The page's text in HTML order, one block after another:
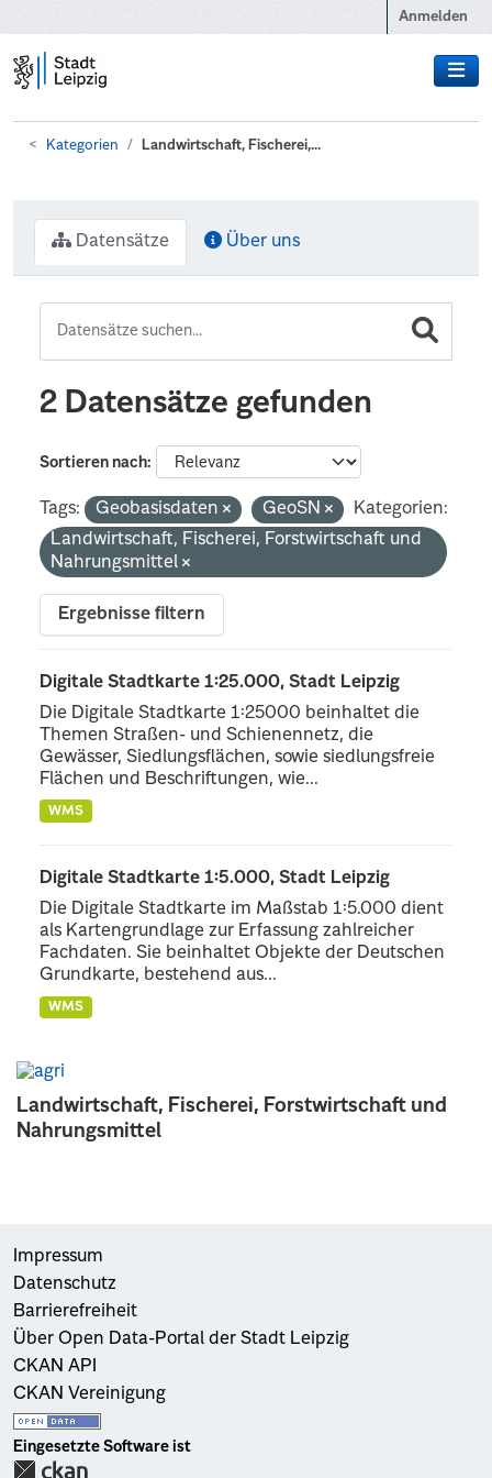
Anmelden
Kategorien Landwirtschaft, Fischerei,...
Landwirtschaft, Fischerei, Forstwirtschaft und
Nahrungsmittel
Datensätze Über uns
2 Datensätze gefunden
Sortieren nach
Tags: Geobasisdaten GeoSN
Kategorien:
Landwirtschaft, Fischerei, Forstwirtschaft und
Nahrungsmittel
Ergebnisse filtern
Digitale Stadtkarte 1:25.000, Stadt Leipzig
Die Digitale Stadtkarte 1:25000 beinhaltet die
Themen Straßen- und Schienennetz, die
Gewässer, Siedlungsflächen, sowie siedlungsfreie
Flächen und Beschriftungen, wie...
WMS
Digitale Stadtkarte 1:5.000, Stadt Leipzig
Die Digitale Stadtkarte im Maßstab 1:5.000 dient
als Kartengrundlage zur Erfassung zahlreicher
Fachdaten. Sie beinhaltet Objekte der Deutschen
Grundkarte, bestehend aus...
WMS
Impressum
Datenschutz
Barrierefreiheit
Über Open Data-Portal der Stadt Leipzig
CKAN API
CKAN Vereinigung
Eingesetzte Software ist